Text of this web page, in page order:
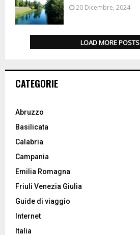
20 Dicembre, 2024
LOAD MORE POSTS
CATEGORIE
Abruzzo
Basilicata
Calabria
Campania
Emilia Romagna
Friuli Venezia Giulia
Guide di viaggio
Internet
Italia